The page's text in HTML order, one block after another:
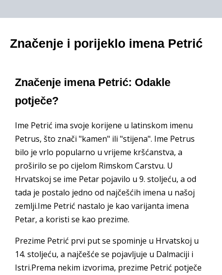
Značenje i porijeklo imena Petrić
Značenje imena Petrić: Odakle
potječe?
Ime Petrić ima svoje korijene u latinskom imenu
Petrus, što znači "kamen" ili "stijena". Ime Petrus
bilo je vrlo popularno u vrijeme kršćanstva, a
proširilo se po cijelom Rimskom Carstvu. U
Hrvatskoj se ime Petar pojavilo u 9. stoljeću, a od
tada je postalo jedno od najčešćih imena u našoj
zemlji.Ime Petrić nastalo je kao varijanta imena
Petar, a koristi se kao prezime.
Prezime Petrić prvi put se spominje u Hrvatskoj u
14. stoljeću, a najčešće se pojavljuje u Dalmaciji i
Istri.Prema nekim izvorima, prezime Petrić potječe